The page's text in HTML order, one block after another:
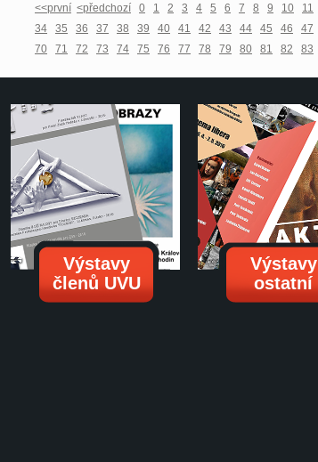
<<první <předchozí 0 1 2 3 4 5 6 7 8 9 10 11
34
35 36 37 38 39 40 41 42 43 44 45 46 47
70
71 72 73 74 75 76 77 78 79 80 81 82 83
Výstavy
členů UVU
Výstavy
ostatní